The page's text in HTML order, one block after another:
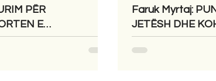
PËR
E
KARADAKU
Faruk Myrtaj:
JETËSH DHE
VONUARA